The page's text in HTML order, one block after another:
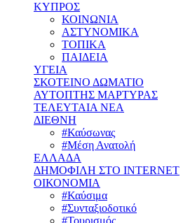
ΚΥΠΡΟΣ
ΚΟΙΝΩΝΙΑ
ΑΣΤΥΝΟΜΙΚΑ
ΤΟΠΙΚΑ
ΠΑΙΔΕΙΑ
ΥΓΕΙΑ
ΣΚΟΤΕΙΝΟ ΔΩΜΑΤΙΟ
ΑΥΤΟΠΤΗΣ ΜΑΡΤΥΡΑΣ
ΤΕΛΕΥΤΑΙΑ ΝΕΑ
ΔΙΕΘΝΗ
#Καύσωνας
#Μέση Ανατολή
ΕΛΛΑΔΑ
ΔΗΜΟΦΙΛΗ ΣΤΟ INTERNET
ΟΙΚΟΝΟΜΙΑ
#Καύσιμα
#Συνταξιοδοτικό